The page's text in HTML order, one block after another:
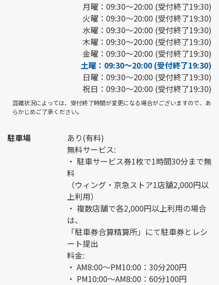
月曜：09:30～20:00 (受付終了19:30)
火曜：09:30～20:00 (受付終了19:30)
水曜：09:30～20:00 (受付終了19:30)
木曜：09:30～20:00 (受付終了19:30)
金曜：09:30～20:00 (受付終了19:30)
土曜：09:30～20:00 (受付終了19:30)
日曜：09:30～20:00 (受付終了19:30)
祝日：09:30～20:00 (受付終了19:30)
混雑状況によっては、受付終了時間が変更になる場合がございますので、あ
らかじめご了承ください。
駐車場
あり(有料)
無料サービス:
・ 駐車サービス券1枚で1時間30分まで無
料
（ウィング・京急ストア1店舗2,000円以
上利用）
・ 複数店舗で各2,000円以上利用の場合
は、
「駐車券合算精算所」にて駐車券とレシ
ート提出
料金:
・ AM8:00～PM10:00：30分200円
・ PM10:00～AM8:00：60分100円